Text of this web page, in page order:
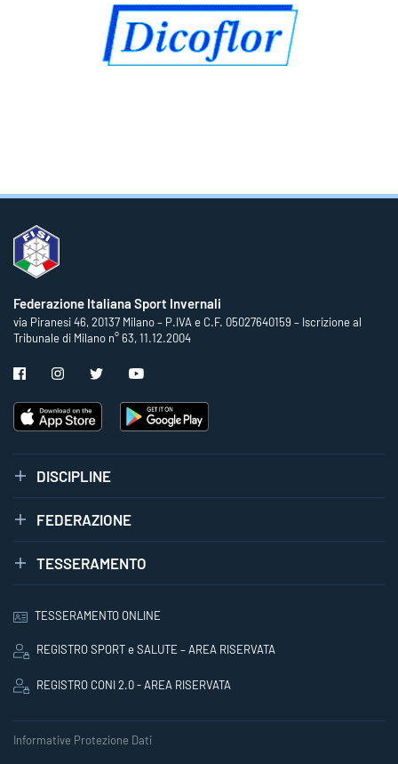
Federazione Italiana Sport Invernali
via Piranesi 46, 20137 Milano – P.IVA e C.F. 05027640159 – Iscrizione al
Tribunale di Milano n° 63, 11.12.2004
DISCIPLINE
FEDERAZIONE
TESSERAMENTO
TESSERAMENTO ONLINE
REGISTRO SPORT e SALUTE – AREA RISERVATA
REGISTRO CONI 2.0 - AREA RISERVATA
Informative Protezione Dati